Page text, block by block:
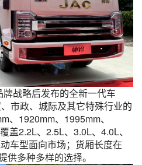
战略后发布的全新一代车
市政、城际及其它特殊行业的
、1920mm、1995mm、
盖2.2L、2.5L、3.0L、4.0L、
车型面向市场；货厢长度在
供多种多样的选择。